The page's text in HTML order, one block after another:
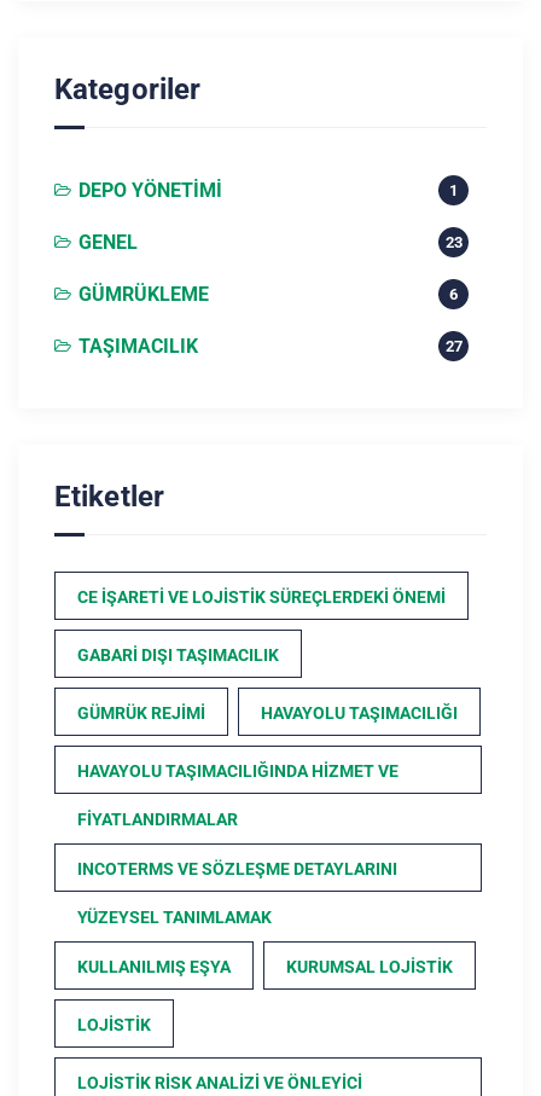
Kategoriler
DEPO YÖNETIMI 1
GENEL 23
GÜMRÜKLEME 6
TAŞIMACILIK 27
Etiketler
CE İŞARETI VE LOJISTIK SÜREÇLERDEKI ÖNEMI
GABARI DIŞI TAŞIMACILIK
GÜMRÜK REJIMI HAVAYOLU TAŞIMACILIĞI
HAVAYOLU TAŞIMACILIĞINDA HIZMET VE
FIYATLANDIRMALAR
INCOTERMS VE SÖZLEŞME DETAYLARINI
YÜZEYSEL TANIMLAMAK
KULLANILMIŞ EŞYA KURUMSAL LOJISTIK
LOJISTIK
LOJISTIK RISK ANALIZI VE ÖNLEYICI